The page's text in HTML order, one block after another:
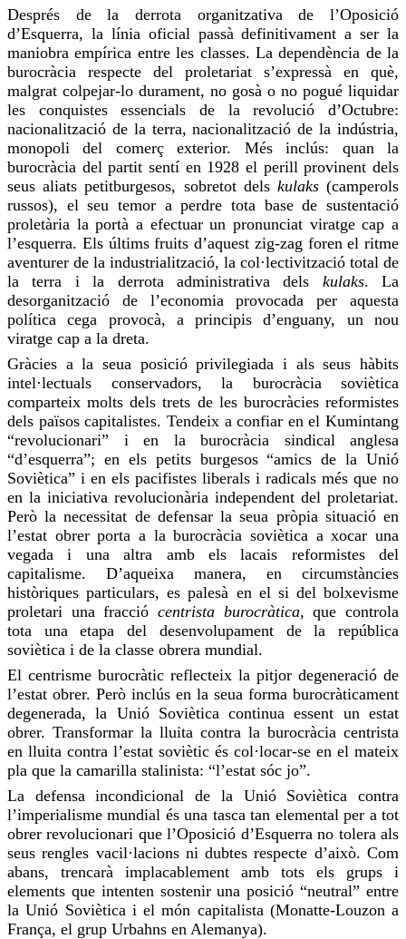
Després de la derrota organitzativa de l’Oposició
d’Esquerra, la línia oficial passà definitivament a ser la
maniobra empírica entre les classes. La dependència de la
burocràcia respecte del proletariat s’expressà en què,
malgrat colpejar-lo durament, no gosà o no pogué liquidar
les conquistes essencials de la revolució d’Octubre:
nacionalització de la terra, nacionalització de la indústria,
monopoli del comerç exterior. Més inclús: quan la
burocràcia del partit sentí en 1928 el perill provinent dels
seus aliats petitburgesos, sobretot dels kulaks (camperols
russos), el seu temor a perdre tota base de sustentació
proletària la portà a efectuar un pronunciat viratge cap a
l’esquerra. Els últims fruits d’aquest zig-zag forenel ritme
aventurer de la industrialització, la col·lectivització total de
la terra i la derrota administrativa dels kulaks. La
desorganització de l’economia provocada per aquesta
política cega provocà, a principis d’enguany, un nou
viratge cap a la dreta.
Gràcies a la seua posició privilegiada i als seus hàbits
intel·lectuals conservadors, la burocràcia soviètica
comparteix molts dels trets de les burocràcies reformistes
dels països capitalistes. Tendeixa confiar en el Kumintang
“revolucionari” i en la burocràcia sindical anglesa
“d’esquerra”; en els petits burgesos “amics de la Unió
Soviètica” i en els pacifistes liberals i radicals més que no
en la iniciativa revolucionària independent del proletariat.
Però la necessitat de defensar la seua pròpia situació en
l’estat obrer porta a la burocràcia soviètica a xocar una
vegada i una altra amb els lacais reformistes del
capitalisme. D’aqueixa manera, en circumstàncies
històriques particulars, es palesà en el si del bolxevisme
proletari una fracció centrista burocràtica, que controla
tota una etapa del desenvolupament de la república
soviètica i de la classe obrera mundial.
El centrisme burocràtic reflecteix la pitjor degeneració de
l’estat obrer. Però inclús en la seua forma burocràticament
degenerada, la Unió Soviètica continua essent un estat
obrer. Transformar la lluita contra la burocràcia centrista
en lluita contra l’estat soviètic és col·locar-se en el mateix
pla que la camarilla stalinista: “l’estat sóc jo”.
La defensa incondicional de la Unió Soviètica contra
l’imperialisme mundial és una tasca tan elemental per a tot
obrer revolucionari que l’Oposició d’Esquerra no tolera als
seus rengles vacil·lacions ni dubtes respecte d’això. Com
abans, trencarà implacablement amb tots els grups i
elements que intenten sostenir una posició “neutral” entre
la Unió Soviètica i el món capitalista (Monatte-Louzon a
França, el grup Urbahns en Alemanya).